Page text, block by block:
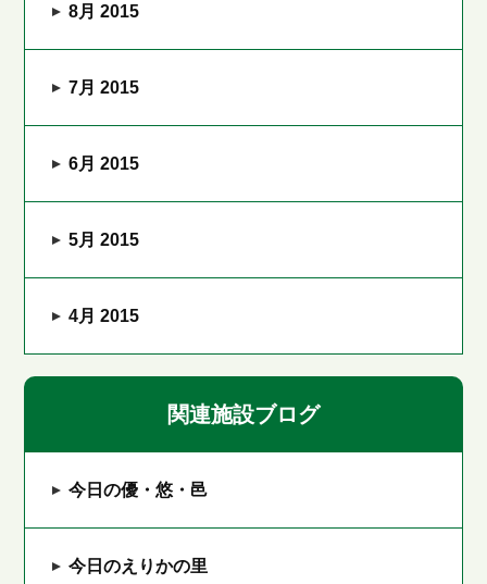
8月 2015
7月 2015
6月 2015
5月 2015
4月 2015
関連施設ブログ
今日の優・悠・邑
今日のえりかの里